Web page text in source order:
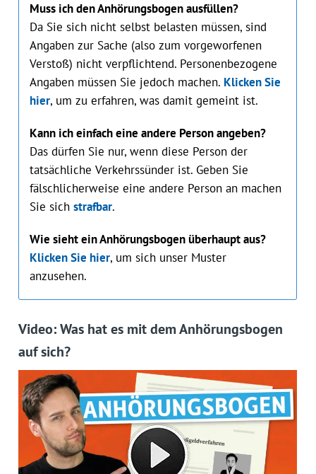
Muss ich den Anhörungsbogen ausfüllen?
Da Sie sich nicht selbst belasten müssen, sind
Angaben zur Sache (also zum vorgeworfenen
Verstoß) nicht verpflichtend. Personenbezogene
Angaben müssen Sie jedoch machen. Klicken Sie
hier, um zu erfahren, was damit gemeint ist.
Kann ich einfach eine andere Person angeben?
Das dürfen Sie nur, wenn diese Person der
tatsächliche Verkehrssünder ist. Geben Sie
fälschlicherweise eine andere Person an machen
Sie sich strafbar.
Wie sieht ein Anhörungsbogen überhaupt aus?
Klicken Sie hier, um sich unser Muster
anzusehen.
Video: Was hat es mit dem Anhörungsbogen
auf sich?